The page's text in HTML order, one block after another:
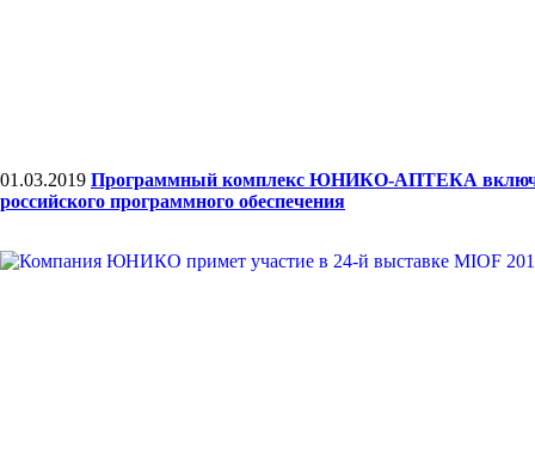
01.03.2019 Программный комплекс ЮНИКО-АПТЕКА
российского программного обеспечения